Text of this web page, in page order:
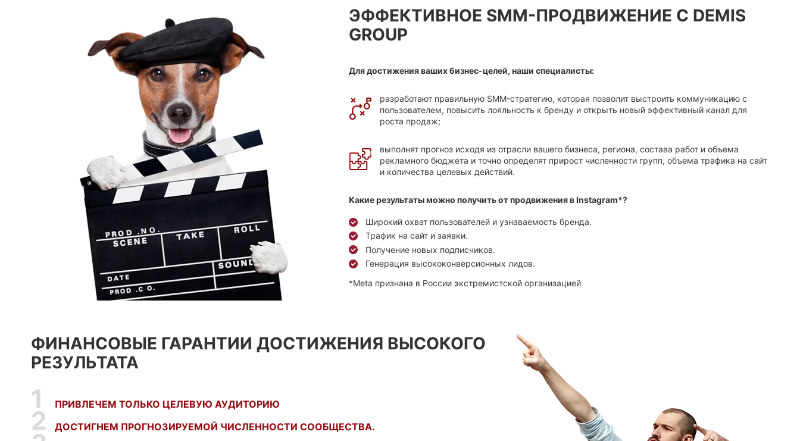
ЭФФЕКТИВНОЕ SMM-ПРОДВИЖЕНИЕ С DEMIS
GROUP
Для достижения ваших бизнес-целей, наши специалисты:
разработают правильную SMM-стратегию, которая позволит выстроить коммуникацию с
пользователем, повысить лояльность к бренду и открыть новый эффективный канал для
роста продаж;
выполнят прогноз исходя из отрасли вашего бизнеса, региона, состава работ и объема
рекламного бюджета и точно определят прирост численности групп, объема трафика на сайт
и количества целевых действий.
Какие результаты можно получить от продвижения в Instagram*?
Широкий охват пользователей и узнаваемость бренда.
Трафик на сайт и заявки.
Получение новых подписчиков.
Генерация высококонверсионных лидов.
*Meta признана в России экстремистской организацией
ФИНАНСОВЫЕ ГАРАНТИИ ДОСТИЖЕНИЯ ВЫСОКОГО
РЕЗУЛЬТАТА
ПРИВЛЕЧЕМ ТОЛЬКО ЦЕЛЕВУЮ АУДИТОРИЮ
ДОСТИГНЕМ ПРОГНОЗИРУЕМОЙ ЧИСЛЕННОСТИ СООБЩЕСТВА.